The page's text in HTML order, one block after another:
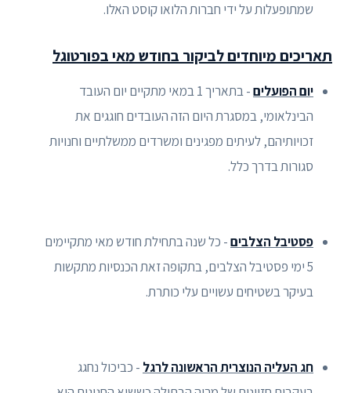
שמתופעלות על ידי חברות הלואו קוסט האלו.
תאריכים מיוחדים לביקור בחודש מאי בפורטוגל
יום הפועלים
- בתאריך 1 במאי מתקיים יום העובד
הבינלאומי, במסגרת היום הזה העובדים חוגגים את
זכויותיהם, לעיתים מפגינים ומשרדים ממשלתיים וחנויות
סגורות בדרך כלל.
פסטיבל הצלבים- כל שנה בתחילת חודש מאי מתקיימים
5 ימי פסטיבל הצלבים, בתקופה זאת הכנסיות מתקשות
בעיקר בשטיחים עשויים עלי כותרת.
חג העליה הנוצרית הראשונה לרגל - כביכול נחגג